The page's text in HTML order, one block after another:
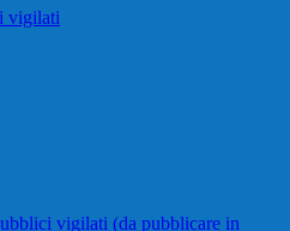
vigilati
vigilati (da pubblicare in